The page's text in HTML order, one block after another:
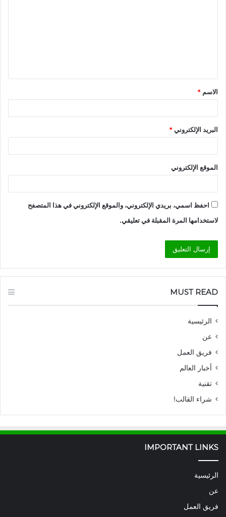
ق
*
الاسم *
البريد الإلكتروني*
الموقع الإلكتروني
احفظ اسمي، بريدي الإلكتروني، والموقع الإلكتروني في هذا المتصفح
لاستخدامها المرة المقبلة في تعليقي.
MUST READ
الرئيسية
عن
فريق العمل
أخبار العالم
تقنية
شراء القالب!
IMPORTANT LINKS
الرئيسية
عن
فريق العمل